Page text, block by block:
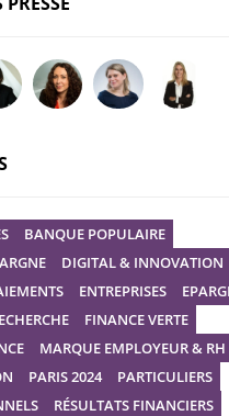
à Christophe GILBERT
votre question à Fanny
Poser votre question à
Poser votrePoser
BANQUE POPULAIRE
DIGITAL & INNOVATION
ENTREPRISES
FINANCE VERTE
MARQUE EMPLOYEUR & RH
PARIS 2024
PARTICULIERS
RÉSULTATS FINANCIERS